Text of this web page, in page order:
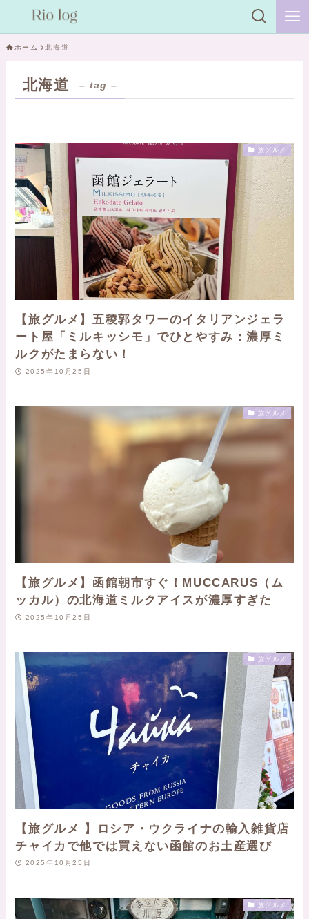
ホーム 北海道
北海道 – tag –
旅グルメ
【旅グルメ】五稜郭タワーのイタリアンジェラ
ート屋「ミルキッシモ」でひとやすみ：濃厚ミ
ルクがたまらない！
2025年10月25日
旅グルメ
【旅グルメ】函館朝市すぐ！MUCCARUS（ム
ッカル）の北海道ミルクアイスが濃厚すぎた
2025年10月25日
旅グルメ
【旅グルメ 】ロシア・ウクライナの輸入雑貨店
チャイカで他では買えない函館のお土産選び
2025年10月25日
旅グルメ